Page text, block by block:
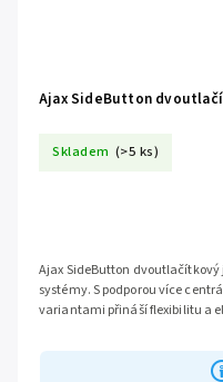
Ajax SideButton
Skladem (>5 ks)
Ajax SideButton dvoutlačítkový
systémy. S podporou více
variantami přináší flexibilitu a